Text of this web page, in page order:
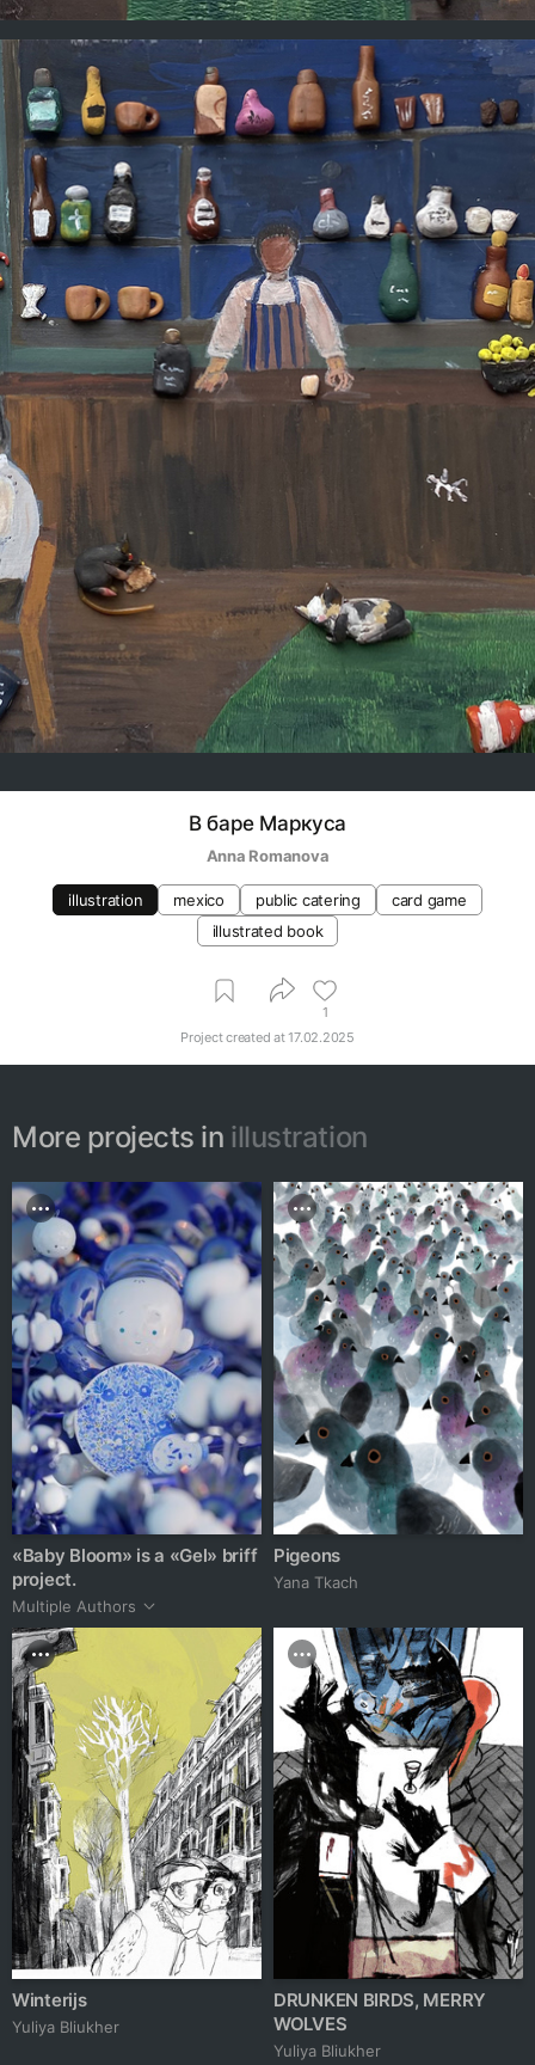
В баре Маркуса
Anna Romanova
illustration mexico public catering
card game
illustrated book
1
Project created at17.02.2025
More projects in illustration
«Baby Bloom» is a «Gel» briff
project.
Multiple Authors
Pigeons
Yana Tkach
Winterijs
Yuliya Bliukher
DRUNKEN BIRDS, MERRY
WOLVES
Yuliya Bliukher